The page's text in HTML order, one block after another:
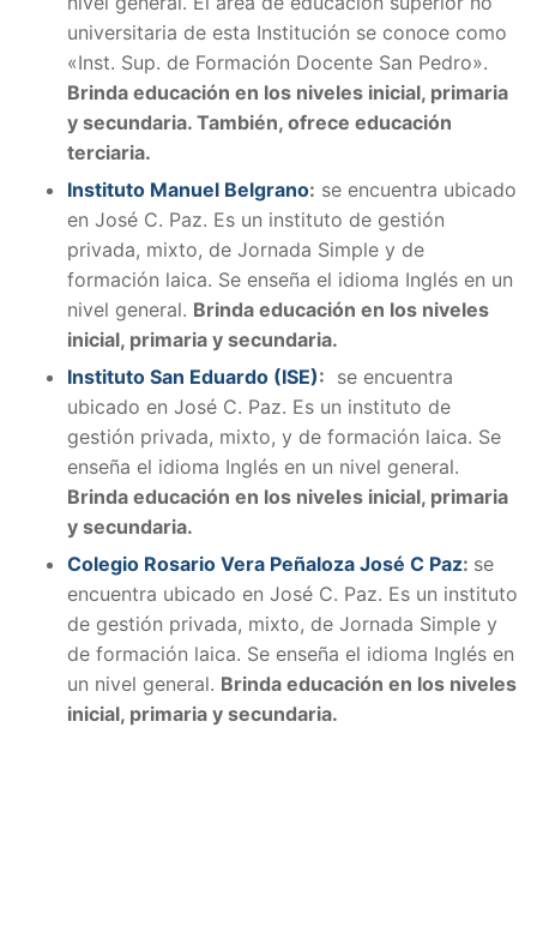
universitaria de esta Institución se conoce como
«Inst. Sup. de Formación Docente San Pedro».
Brinda educación en los niveles inicial, primaria
y secundaria. También, ofrece educación
terciaria.
Instituto Manuel Belgrano: se encuentra ubicado
en José C. Paz. Es un instituto de gestión
privada, mixto, de Jornada Simple y de
formación laica. Se enseña el idioma Inglés en un
nivel general. Brinda educación en los niveles
inicial, primaria y secundaria.
Instituto San Eduardo (ISE): se encuentra
ubicado en José C. Paz. Es un instituto de
gestión privada, mixto, y de formación laica. Se
enseña el idioma Inglés en un nivel general.
Brinda educación en los niveles inicial, primaria
y secundaria.
Colegio Rosario Vera Peñaloza José C Paz: se
encuentra ubicado en José C. Paz. Es un instituto
de gestión privada, mixto, de Jornada Simple y
de formación laica. Se enseña el idioma Inglés en
un nivel general. Brinda educación en los niveles
inicial, primaria y secundaria.